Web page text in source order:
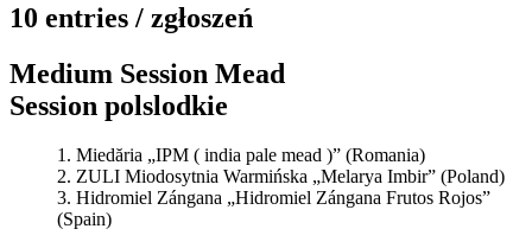
10 entries / zgłoszeń
Medium Session Mead
Session polslodkie
Miedăria „IPM ( india pale mead )” (Romania)
ZULI Miodosytnia Warmińska „Melarya Imbir” (Poland)
Hidromiel Zángana „Hidromiel Zángana Frutos Rojos”
(Spain)